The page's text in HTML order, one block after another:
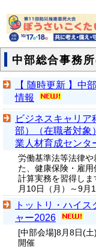
中部総合事務
【 随時更新 】中
情報
ビジネスキャリア
部）（在職者対象
業人材育成センタ
労働基準法等法律や
た、健康保険・雇
計算実務を習得し
月10日（月）～9月
トットリ・ハイ
ャー2026
[中部会場]8月8日(
開催